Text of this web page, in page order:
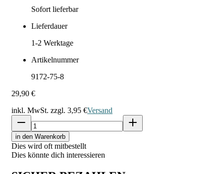
Sofort lieferbar
Lieferdauer
1-2 Werktage
Artikelnummer
9172-75-8
29,90 €
inkl. MwSt. zzgl. 3,95 €Versand
in den Warenkorb
Dies wird oft mitbestellt
Dies könnte dich interessieren